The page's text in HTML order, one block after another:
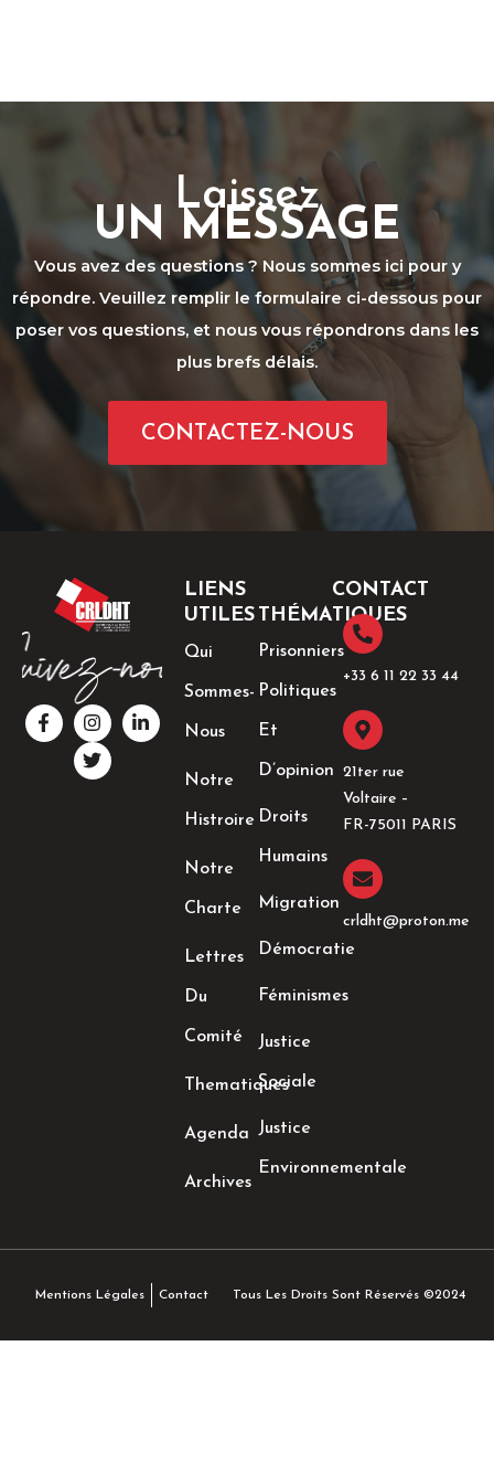
Laissez
UN MESSAGE
Vous avez des questions ? Nous sommes ici pour y
répondre. Veuillez remplir le formulaire ci-dessous pour
poser vos questions, et nous vous répondrons dans les
plus brefs délais.
CONTACTEZ-NOUS
F
a
c
I
n
s
t
a
L
i
n
T
w
i
t
t
LIENS
UTILES
Qui
Sommes-
Nous
Notre
Histroire
Notre
Charte
Lettres
Du
Comité
Thematiques
Agenda
Archives
THÉMATIQUES
Prisonniers
Politiques
Et
D’opinion
Droits
Humains
Migration
Démocratie
Féminismes
Justice
Sociale
Justice
Environnementale
CONTACT
+33 6 11 22 33 44​
21ter rue
Voltaire –
FR-75011 PARIS
crldht@proton.me
Mentions Légales Contact Tous Les Droits Sont Réservés ©2024